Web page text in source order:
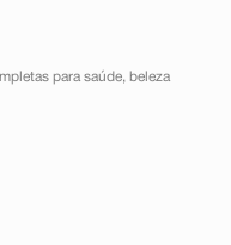
para saúde, beleza